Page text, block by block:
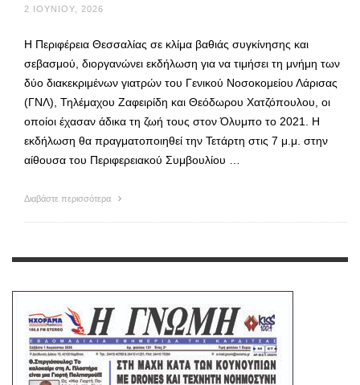
2 ΙΟΥΝΊΟΥ, 2026
Η Περιφέρεια Θεσσαλίας σε κλίμα βαθιάς συγκίνησης και
σεβασμού, διοργανώνει εκδήλωση για να τιμήσει τη μνήμη των
δύο διακεκριμένων γιατρών του Γενικού Νοσοκομείου Λάρισας
(ΓΝΛ), Τηλέμαχου Ζαφειρίδη και Θεόδωρου Χατζόπουλου, οι
οποίοι έχασαν άδικα τη ζωή τους στον Όλυμπο το 2021. Η
εκδήλωση θα πραγματοποιηθεί την Τετάρτη στις 7 μ.μ. στην
αίθουσα του Περιφερειακού Συμβουλίου …
Διαβάστε περισσότερα